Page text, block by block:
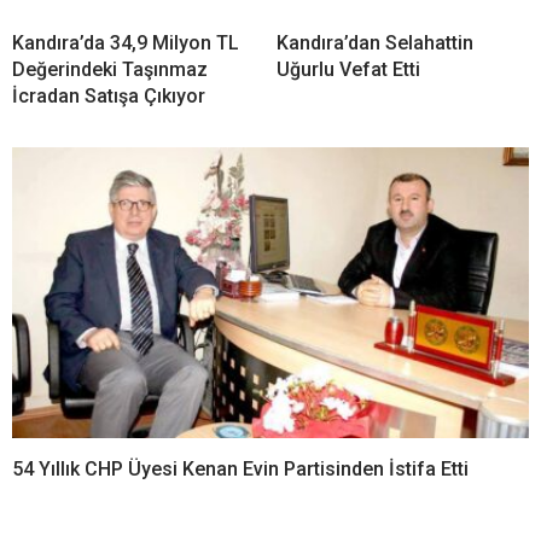
Kandıra’da 34,9 Milyon TL
Değerindeki Taşınmaz
İcradan Satışa Çıkıyor
Kandıra’dan Selahattin
Uğurlu Vefat Etti
54 Yıllık CHP Üyesi Kenan Evin Partisinden İstifa Etti